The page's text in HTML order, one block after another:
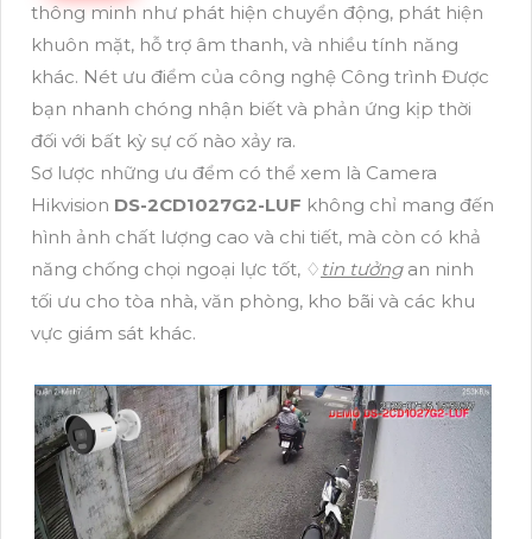
thông minh như phát hiện chuyển động, phát hiện
khuôn mặt, hỗ trợ âm thanh, và nhiều tính năng
khác. Nét ưu điểm của công nghệ Công trình Được
bạn nhanh chóng nhận biết và phản ứng kịp thời
đối với bất kỳ sự cố nào xảy ra.
Sơ lược những ưu đểm có thể xem là Camera
Hikvision DS-2CD1027G2-LUF không chỉ mang đến
hình ảnh chất lượng cao và chi tiết, mà còn có khả
năng chống chọi ngoại lực tốt, ♢ tin tưởngan ninh
tối ưu cho tòa nhà, văn phòng, kho bãi và các khu
vực giám sát khác.